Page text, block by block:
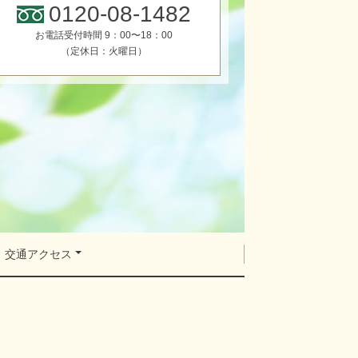
0120-08-1482
お電話受付時間 9：00〜18：00
（定休日：火曜日）
交通アクセス